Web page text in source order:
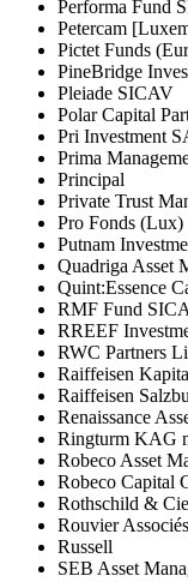
Performa Fund
Petercam
Pictet Funds
PineBridge
Pleiade SICAV
Polar Capital
Pri Investment
Prima
Principal
Private Trust
Pro Fonds (Lux)
Putnam
Quadriga Asset
Quint:Essence
RMF Fund
RREEF
RWC Partners
Raiffeisen
Raiffeisen
Renaissance
Ringturm KAG
Robeco Asset
Robeco Capital
Rothschild &
Rouvier Associés
Russell
SEB Asset